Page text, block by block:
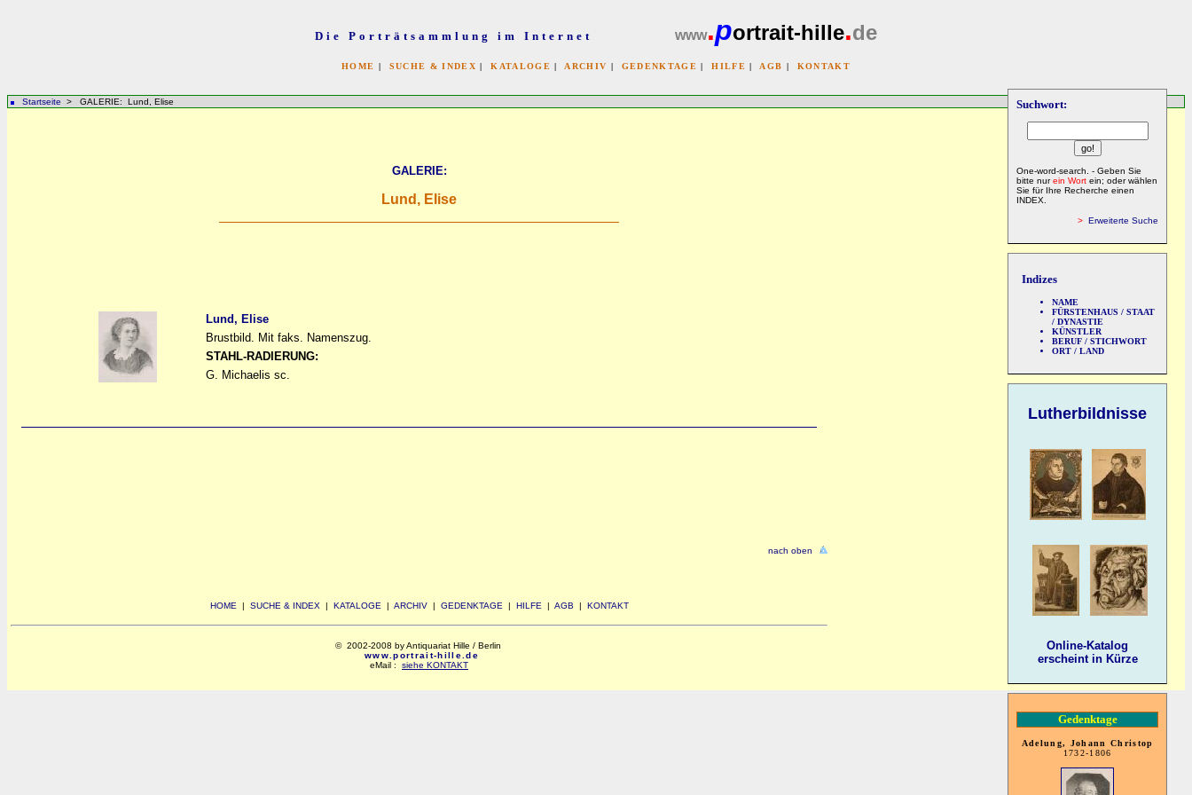
Die Porträtsammlung im Internet www.portrait-hille.de
HOME | SUCHE & INDEX |KATALOGE | ARCHIV | GEDENKTAGE |HILFE | AGB | KONTAKT
Suchwort:
One-word-search. - Geben Sie
bitte nurein Wort ein; oder wählen
Sie für Ihre Recherche einen
INDEX.
> Erweiterte Suche
Indizes
NAME
FÜRSTENHAUS / STAAT
/ DYNASTIE
KÜNSTLER
BERUF / STICHWORT
ORT / LAND
Lutherbildnisse
Online-Katalog
erscheint in Kürze
Gedenktage
Adelung, Johann Christop
1732-1806
Startseite > GALERIE: Lund, Elise
GALERIE:
Lund, Elise
Lund, Elise
Brustbild. Mit faks. Namenszug.
STAHL-RADIERUNG:
G. Michaelis sc.
nach oben
HOME | SUCHE & INDEX | KATALOGE | ARCHIV| GEDENKTAGE | HILFE | AGB | KONTAKT
© 2002-2008 by Antiquariat Hille / Berlin
www.portrait-hille.de
eMail : siehe KONTAKT